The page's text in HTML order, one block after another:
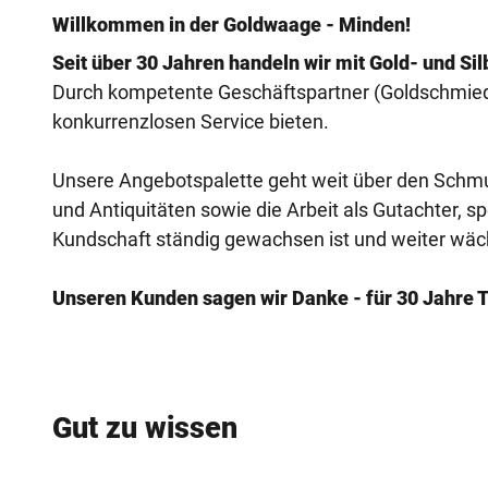
Willkommen in der Goldwaage - Minden!
Seit über 30 Jahren handeln wir mit Gold- und
Durch kompetente Geschäftspartner
konkurrenzlosen Service bieten.
Unsere Angebotspalette geht weit über den
und Antiquitäten sowie die Arbeit als Gutachter,
Kundschaft ständig gewachsen ist und weiter
Unseren Kunden sagen wir Danke - für 30 Jahre
Gut zu wissen